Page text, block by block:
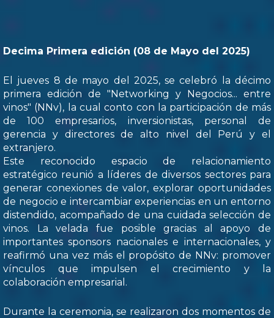
Decima Primera edición (08 de Mayo del 2025)
El jueves 8 de mayo del 2025, se celebró la décimo
primera edición de "Networking y Negocios... entre
vinos" (NNv), la cual conto con la participación de más
de 100 empresarios, inversionistas, personal de
gerencia y directores de alto nivel del Perú y el
extranjero.
Este reconocido espacio de relacionamiento
estratégico reunió a líderes de diversos sectores para
generar conexiones de valor, explorar oportunidades
de negocio e intercambiar experiencias en un entorno
distendido, acompañado de una cuidada selección de
vinos. La velada fue posible gracias al apoyo de
importantes sponsors nacionales e internacionales, y
reafirmó una vez más el propósito de NNv: promover
vínculos que impulsen el crecimiento y la
colaboración empresarial.
Durante la ceremonia, se realizaron dos momentos de